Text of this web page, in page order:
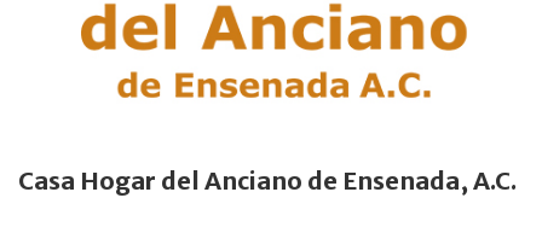
Casa Hogar del Anciano de Ensenada, A.C.